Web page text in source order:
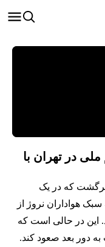
در تهران با
برگشت که در یک
هواداران نروژ از
این در حالی است که